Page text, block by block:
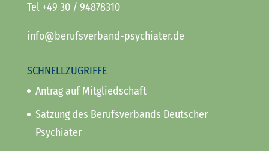
Tel +49 30 / 94878310
info@berufsverband-psychiater.de
SCHNELLZUGRIFFE
Antrag auf Mitgliedschaft
Satzung des Berufsverbands Deutscher
Psychiater